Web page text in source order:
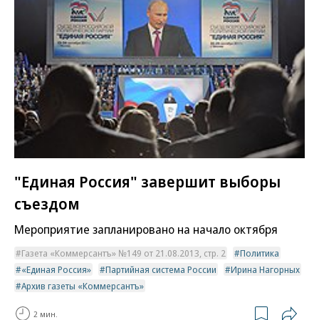
"Единая Россия" завершит выборы
съездом
Мероприятие запланировано на начало октября
Газета «Коммерсантъ» №149 от 21.08.2013, стр. 2
Политика
«Единая Россия»
Партийная система России
Ирина Нагорных
Архив газеты «Коммерсантъ»
2 мин.